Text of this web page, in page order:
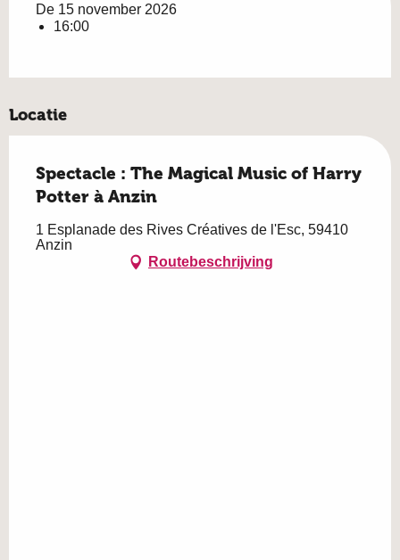
De 15 november 2026
16:00
Locatie
Spectacle : The Magical Music of Harry
Potter à Anzin
1 Esplanade des Rives Créatives de l'Esc, 59410
Anzin
Routebeschrijving